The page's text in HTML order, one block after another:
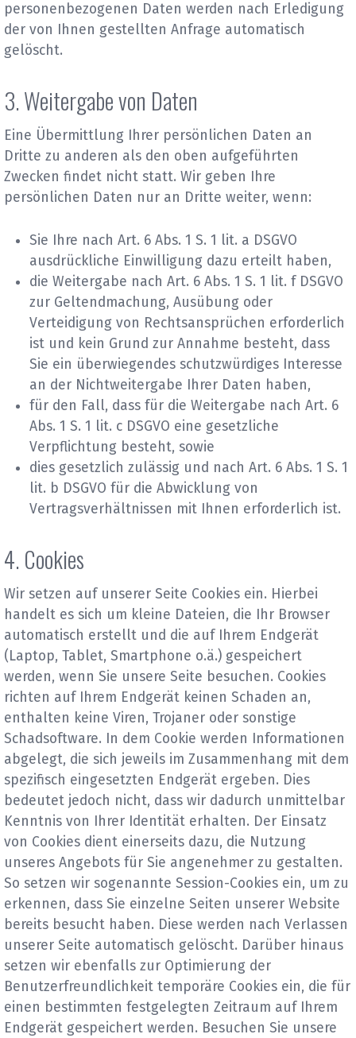
personenbezogenen Daten werden nach Erledigung
der von Ihnen gestellten Anfrage automatisch
gelöscht.
3. Weitergabe von Daten
Eine Übermittlung Ihrer persönlichen Daten an
Dritte zu anderen als den oben aufgeführten
Zwecken findet nicht statt. Wir geben Ihre
persönlichen Daten nur an Dritte weiter, wenn:
Sie Ihre nach Art. 6 Abs. 1 S. 1 lit. a DSGVO
ausdrückliche Einwilligung dazu erteilt haben,
die Weitergabe nach Art. 6 Abs. 1 S. 1 lit. f DSGVO
zur Geltendmachung, Ausübung oder
Verteidigung von Rechtsansprüchen erforderlich
ist und kein Grund zur Annahme besteht, dass
Sie ein überwiegendes schutzwürdiges Interesse
an der Nichtweitergabe Ihrer Daten haben,
für den Fall, dass für die Weitergabe nach Art. 6
Abs. 1 S. 1 lit. c DSGVO eine gesetzliche
Verpflichtung besteht, sowie
dies gesetzlich zulässig und nach Art. 6 Abs. 1 S. 1
lit. b DSGVO für die Abwicklung von
Vertragsverhältnissen mit Ihnen erforderlich ist.
4. Cookies
Wir setzen auf unserer Seite Cookies ein. Hierbei
handelt es sich um kleine Dateien, die Ihr Browser
automatisch erstellt und die auf Ihrem Endgerät
(Laptop, Tablet, Smartphone o.ä.) gespeichert
werden, wenn Sie unsere Seite besuchen. Cookies
richten auf Ihrem Endgerät keinen Schaden an,
enthalten keine Viren, Trojaner oder sonstige
Schadsoftware. In dem Cookie werden Informationen
abgelegt, die sich jeweils im Zusammenhang mit dem
spezifisch eingesetzten Endgerät ergeben. Dies
bedeutet jedoch nicht, dass wir dadurch unmittelbar
Kenntnis von Ihrer Identität erhalten. Der Einsatz
von Cookies dient einerseits dazu, die Nutzung
unseres Angebots für Sie angenehmer zu gestalten.
So setzen wir sogenannte Session-Cookies ein, um zu
erkennen, dass Sie einzelne Seiten unserer Website
bereits besucht haben. Diese werden nach Verlassen
unserer Seite automatisch gelöscht. Darüber hinaus
setzen wir ebenfalls zur Optimierung der
Benutzerfreundlichkeit temporäre Cookies ein, die für
einen bestimmten festgelegten Zeitraum auf Ihrem
Endgerät gespeichert werden. Besuchen Sie unsere